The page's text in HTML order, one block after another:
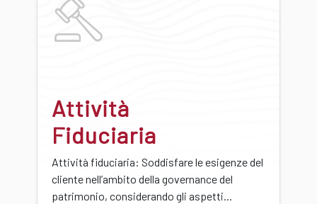
Attività
Fiduciaria
Attività fiduciaria: Soddisfare le esigenze del
cliente nell’ambito della governance del
patrimonio, considerando gli aspetti...